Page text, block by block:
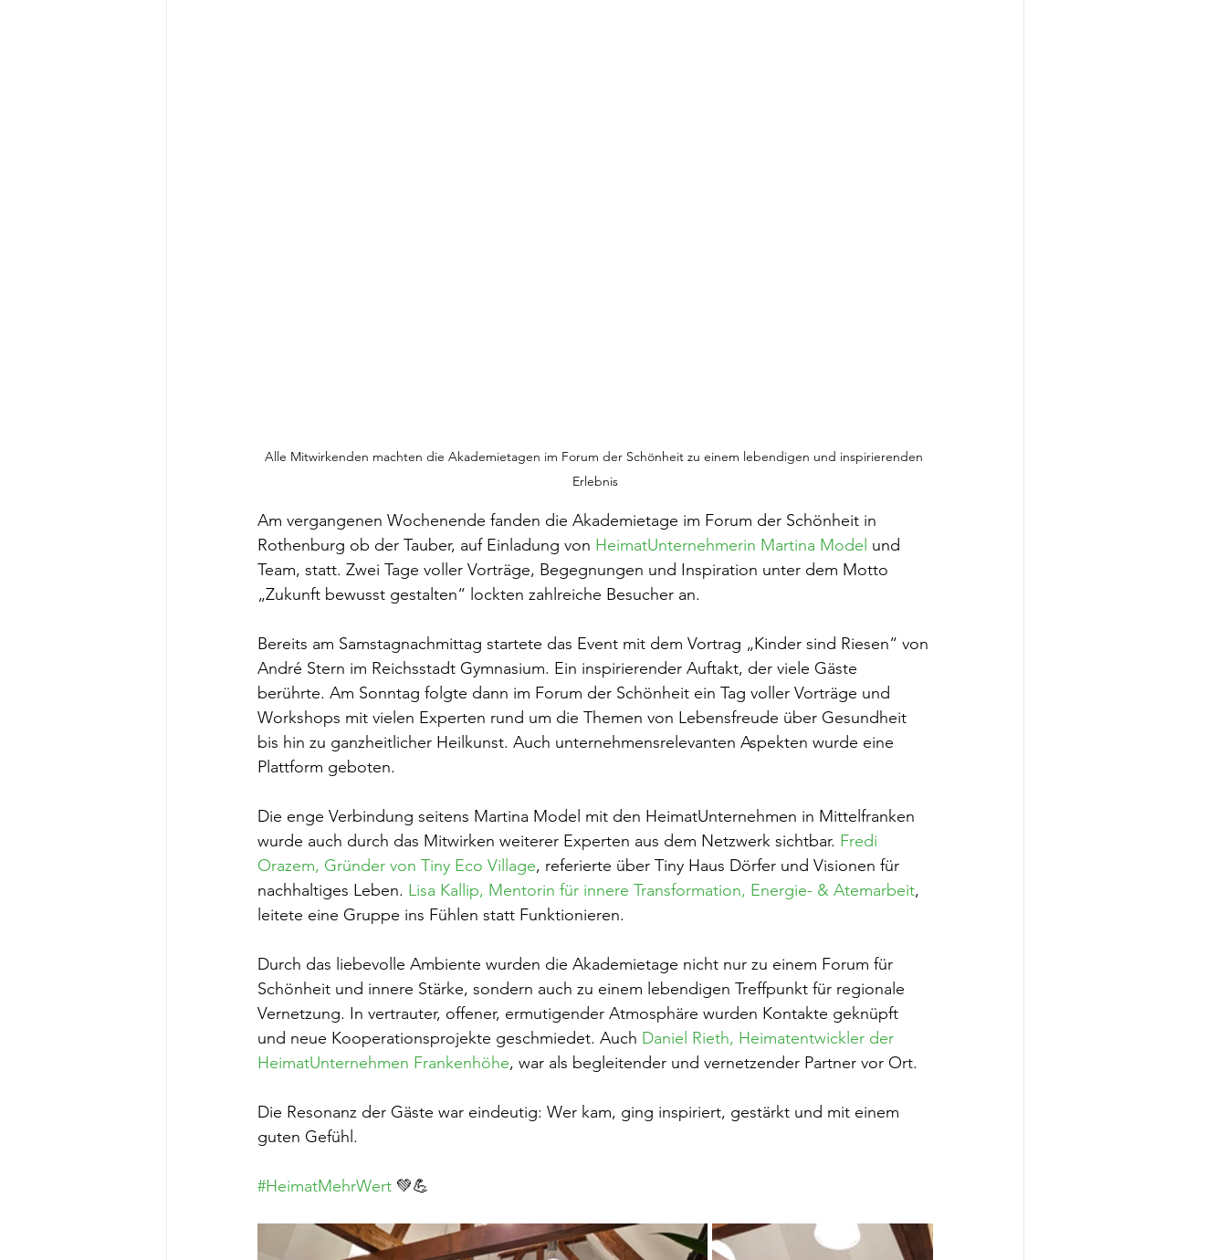
Alle Mitwirkenden machten die Akademietagen im Forum der Schönheit zu einem lebendigen und inspirierenden
Erlebnis
Am vergangenen Wochenende fanden die Akademietage im Forum der Schönheit in
Rothenburg ob der Tauber, auf Einladung von HeimatUnternehmerin Martina Model und
Team, statt. Zwei Tage voller Vorträge, Begegnungen und Inspiration unter dem Motto
„Zukunft bewusst gestalten“ lockten zahlreiche Besucher an.
Bereits am Samstagnachmittag startete das Event mit dem Vortrag „Kinder sind Riesen“ von
André Stern im Reichsstadt Gymnasium. Ein inspirierender Auftakt, der viele Gäste
berührte. Am Sonntag folgte dann im Forum der Schönheit ein Tag voller Vorträge und
Workshops mit vielen Experten rund um die Themen von Lebensfreude über Gesundheit
bis hin zu ganzheitlicher Heilkunst. Auch unternehmensrelevanten Aspekten wurde eine
Plattform geboten.
Die enge Verbindung seitens Martina Model mit den HeimatUnternehmen in Mittelfranken
wurde auch durch das Mitwirken weiterer Experten aus dem Netzwerk sichtbar. Fredi
Orazem, Gründer von Tiny Eco Village, referierte über Tiny Haus Dörfer und Visionen für
nachhaltiges Leben. Lisa Kallip, Mentorin für innere Transformation, Energie- & Atemarbeit,
leitete eine Gruppe ins Fühlen statt Funktionieren.
Durch das liebevolle Ambiente wurden die Akademietage nicht nur zu einem Forum für
Schönheit und innere Stärke, sondern auch zu einem lebendigen Treffpunkt für regionale
Vernetzung. In vertrauter, offener, ermutigender Atmosphäre wurden Kontakte geknüpft
und neue Kooperationsprojekte geschmiedet. Auch Daniel Rieth, Heimatentwickler der
HeimatUnternehmen Frankenhöhe, war als begleitender und vernetzender Partner vor Ort.
Die Resonanz der Gäste war eindeutig: Wer kam, ging inspiriert, gestärkt und mit einem
guten Gefühl.
#HeimatMehrWert 💚💪